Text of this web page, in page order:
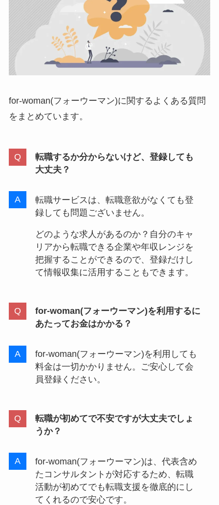
for-woman(フォーウーマン)に関するよくある質問
をまとめています。
転職するか分からないけど、登録しても
大丈夫？
転職サービスは、転職意欲がなくても登
録しても問題ございません。
どのような求人があるのか？自分のキャ
リアから転職できる企業や年収レンジを
把握することができるので、登録だけし
て情報収集に活用することもできます。
for-woman(フォーウーマン)を利用するに
あたってお金はかかる？
for-woman(フォーウーマン)を利用しても
料金は一切かかりません。ご安心して会
員登録ください。
転職が初めてで不安ですが大丈夫でしょ
うか？
for-woman(フォーウーマン)は、代表含め
たコンサルタントが対応するため、転職
活動が初めてでも転職支援を徹底的にし
てくれるので安心です。